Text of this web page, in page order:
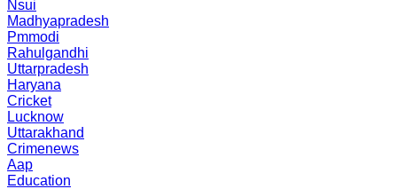
Nsui
Madhyapradesh
Pmmodi
Rahulgandhi
Uttarpradesh
Haryana
Cricket
Lucknow
Uttarakhand
Crimenews
Aap
Education